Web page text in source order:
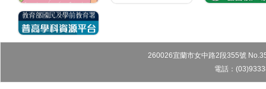
260026宜蘭市女中路2段355號
電話：